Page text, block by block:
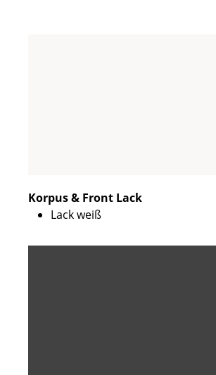
Korpus & Front Lack
Lack weiß